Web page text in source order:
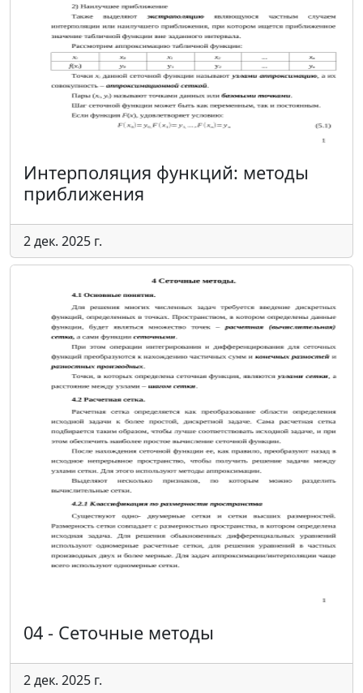
Интерполяция функций: методы
приближения
2 дек. 2025 г.
04 - Сеточные методы
2 дек. 2025 г.